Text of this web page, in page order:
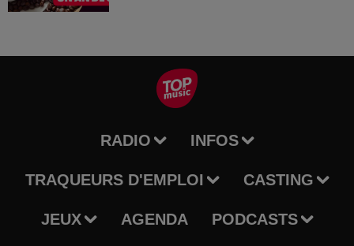
RADIO INFOS
TRAQUEURS D'EMPLOI CASTING
JEUX AGENDA PODCASTS